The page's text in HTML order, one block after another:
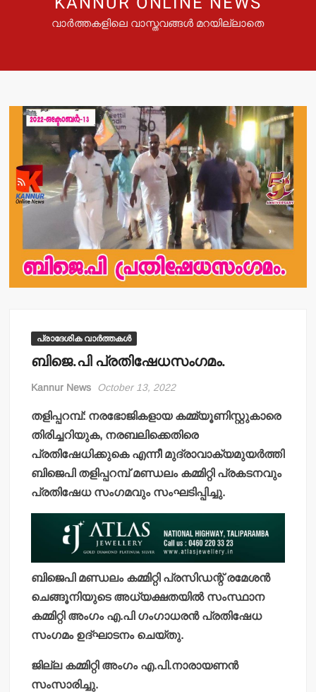
വാർത്തകളിലെ വാസ്തവങ്ങൾ മറയില്ലാതെ
പ്രാദേശിക വാർത്തകൾ
ബിജെ.പി പ്രതിഷേധസംഗമം.
Kannur News October 13, 2022
തളിപ്പറമ്പ്: നരഭോജികളായ കമ്മ്യൂണിസ്റ്റുകാരെ
തിരിച്ചറിയുക, നരബലിക്കെതിരെ
പ്രതിഷേധിക്കുകെ എന്നീ മുദ്രാവാക്യമുയര്‍ത്തി
ബിജെപി തളിപ്പറമ്പ് മണ്ഡലം കമ്മിറ്റി പ്രകടനവും
പ്രതിഷേധ സംഗമവും സംഘടിപ്പിച്ചു.
ബിജെപി മണ്ഡലം കമ്മിറ്റി പ്രസിഡന്റ് രമേശന്‍
ചെങ്ങൂനിയുടെ അധ്യക്ഷതയില്‍ സംസ്ഥാന
കമ്മിറ്റി അംഗം എ.പി ഗംഗാധരന്‍ പ്രതിഷേധ
സംഗമം ഉദ്ഘാടനം ചെയ്തു.
ജില്ല കമ്മിറ്റി അംഗം എ.പി.നാരായണന്‍
സംസാരിച്ചു.